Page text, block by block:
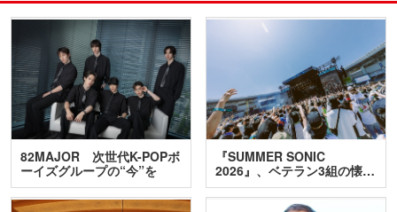
82MAJOR 次世代K-POPボ
ーイズグループの“今”を
訊…
『SUMMER SONIC
2026』、ベテラン3組の懐…